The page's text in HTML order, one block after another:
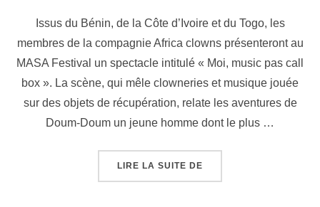
Issus du Bénin, de la Côte d’Ivoire et du Togo, les
membres de la compagnie Africa clowns présenteront au
MASA Festival un spectacle intitulé « Moi, music pas call
box ». La scène, qui mêle clowneries et musique jouée
sur des objets de récupération, relate les aventures de
Doum-Doum un jeune homme dont le plus …
LIRE LA SUITE DE